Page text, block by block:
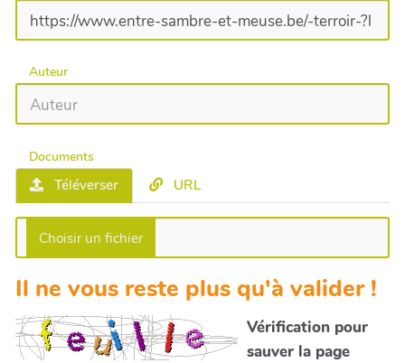
Auteur
Documents
Téléverser URL
Il ne vous reste plus qu'à valider !
Vérification pour
sauver la page